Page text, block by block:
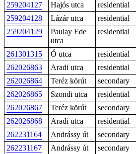
259204127 Hajós utca residential
259204128
Lázár utca residential
259204129
Paulay Ede
utca
residential
261301315 Ó utca residential
262026863
Aradi utca residential
262026864
Teréz körút secondary
262026865
Szondi utca residential
262026867
Teréz körút secondary
262026868
Aradi utca residential
262231164
Andrássy út secondary
262231167
Andrássy út secondary